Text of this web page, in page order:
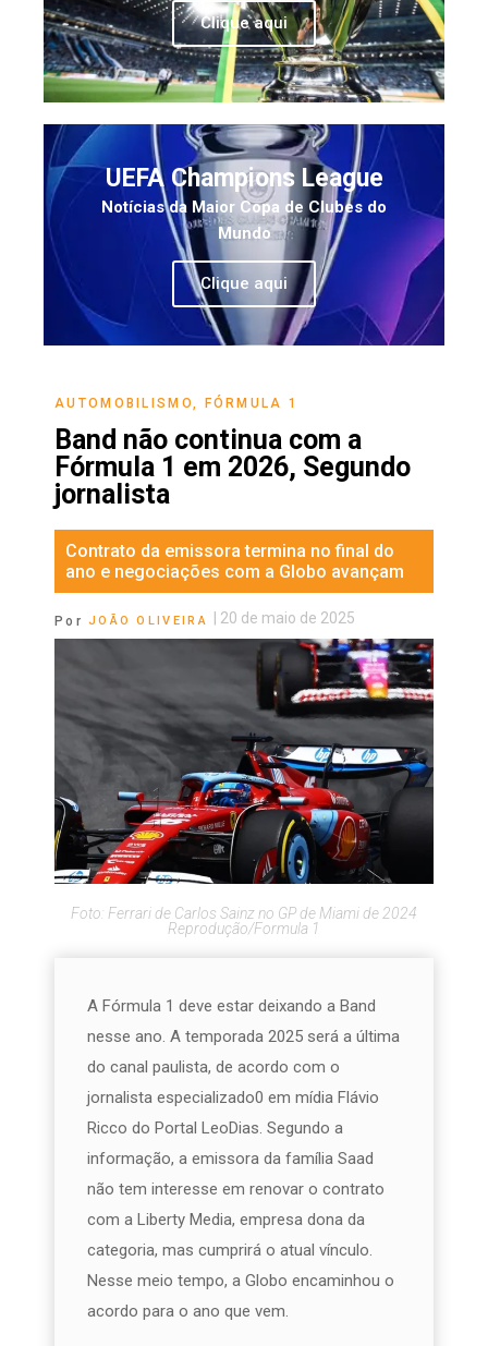
Clique aqui
UEFA Champions League
Notícias da Maior Copa de Clubes do
Mundo
Clique aqui
AUTOMOBILISMO FÓRMULA 1
Band não continua com a
Fórmula 1 em 2026, Segundo
jornalista
Contrato da emissora termina no final do
ano e negociações com a Globo avançam
Por JOÃO OLIVEIRA 20 de maio de 2025
Foto: Ferrari de Carlos Sainz no GP de Miami de 2024
Reprodução/Formula 1
A Fórmula 1 deve estar deixando a Band
nesse ano. A temporada 2025 será a última
do canal paulista, de acordo com o
jornalista especializado0 em mídia Flávio
Ricco do Portal LeoDias. Segundo a
informação, a emissora da família Saad
não tem interesse em renovar o contrato
com a Liberty Media, empresa dona da
categoria, mas cumprirá o atual vínculo.
Nesse meio tempo, a Globo encaminhou o
acordo para o ano que vem.